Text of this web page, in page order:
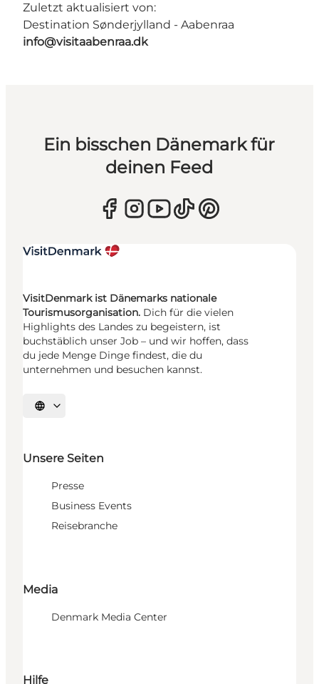
Zuletzt aktualisiert von:
Destination Sønderjylland - Aabenraa
info@visitaabenraa.dk
Ein bisschen Dänemark für
deinen Feed
VisitDenmark ist Dänemarks nationale
Tourismusorganisation. Dich für die vielen
Highlights des Landes zu begeistern, ist
buchstäblich unser Job – und wir hoffen, dass
du jede Menge Dinge findest, die du
unternehmen und besuchen kannst.
Sprache auswählen
Unsere Seiten
Presse
Business Events
Reisebranche
Media
Denmark Media Center
Hilfe